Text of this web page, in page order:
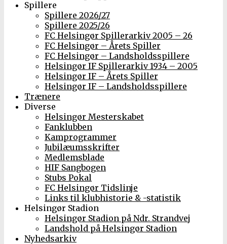
Spillere
Spillere 2026/27
Spillere 2025/26
FC Helsingør Spillerarkiv 2005 – 26
FC Helsingør – Årets Spiller
FC Helsingør – Landsholdsspillere
Helsingør IF Spillerarkiv 1934 – 2005
Helsingør IF – Årets Spiller
Helsingør IF – Landsholdsspillere
Trænere
Diverse
Helsingør Mesterskabet
Fanklubben
Kamprogrammer
Jubilæumsskrifter
Medlemsblade
HIF Sangbogen
Stubs Pokal
FC Helsingør Tidslinje
Links til klubhistorie & -statistik
Helsingør Stadion
Helsingør Stadion på Ndr. Strandvej
Landshold på Helsingør Stadion
Nyhedsarkiv